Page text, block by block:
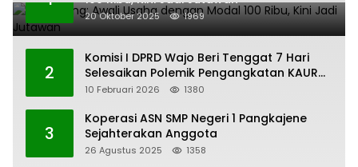
20 Oktober 2025 1969
2
Komisi I DPRD Wajo Beri Tenggat 7 Hari
Selesaikan Polemik Pengangkatan KAUR
Keuangan Desa Bau-Bau
10 Februari 2026 1380
3
Koperasi ASN SMP Negeri 1 Pangkajene
Sejahterakan Anggota
26 Agustus 2025 1358